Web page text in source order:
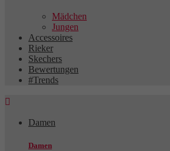
Mädchen
Jungen
Accessoires
Rieker
Skechers
Bewertungen
#Trends

Damen
Damen